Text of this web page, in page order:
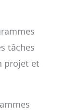
tâches
projet et